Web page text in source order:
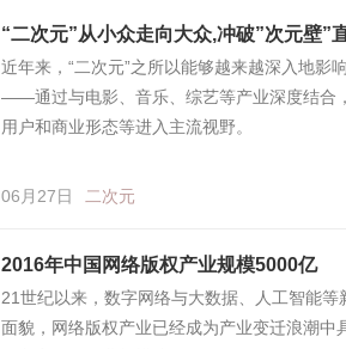
“二次元”从小众走向大众,冲破”次元壁”
近年来，“二次元”之所以能够越来越深入地影
——通过与电影、音乐、综艺等产业深度结合
用户和商业形态等进入主流视野。
06月27日 二次元
2016年中国网络版权产业规模5000亿
21世纪以来，数字网络与大数据、人工智能
面貌，网络版权产业已经成为产业变迁浪潮中